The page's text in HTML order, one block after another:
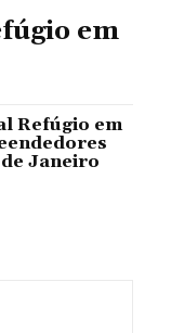
em
Refúgio em
Janeiro